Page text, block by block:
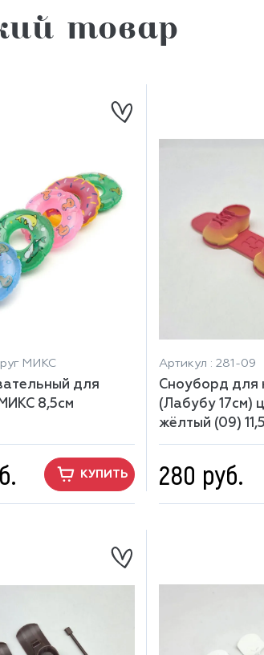
товар
МИКС
для
8,5см
КУПИТЬ
Артикул : 281-09
Сноуборд для
(Лабубу 17см)
жёлтый (09)
280 руб.